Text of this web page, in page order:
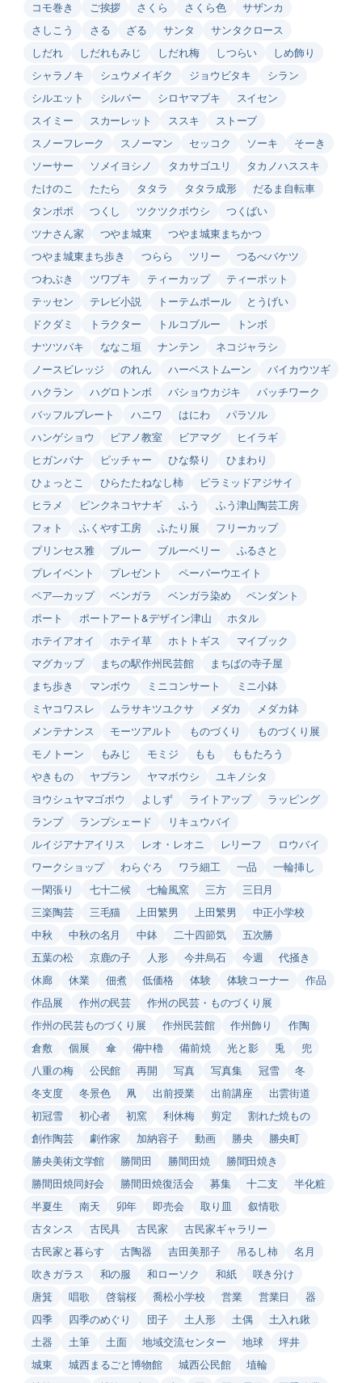
コモ巻き ご挨拶 さくら さくら色
サザンカ
さしこう
さる ざる サンタ
サンタクロース
しだれ
しだれもみじ しだれ梅 しつらい
しめ飾り
シャラノキ
シュウメイギク ジョウビタキ
シラン
シルエット
シルバー シロヤマブキ
スイセン
スイミー
スカーレット ススキ
ストーブ
スノーフレーク
スノーマン セッコク ソーキ
そーき
ソーサー
ソメイヨシノ タカサゴユリ
タカノハススキ
たけのこ
たたら タタラ タタラ成形
だるま自転車
タンポポ
つくし ツクツクボウシ
つくばい
ツナさん家
つやま城東
つやま城東まちかつ
つやま城東まち歩き
つらら ツリー
つるべバケツ
つわぶき
ツワブキ ティーカップ
ティーポット
テッセン
テレビ小説 トーテムポール
とうげい
ドクダミ
トラクター トルコブルー
トンボ
ナツツバキ
ななこ垣 ナンテン
ネコジャラシ
ノースビレッジ
のれん ハーベストムーン
バイカウツギ
ハクラン
ハグロトンボ バショウカジキ
パッチワーク
バッフルプレート
ハニワ はにわ
パラソル
ハンゲショウ
ピアノ教室 ビアマグ
ヒイラギ
ヒガンバナ
ピッチャー ひな祭り
ひまわり
ひょっとこ
ひらたたねなし柿
ピラミッドアジサイ
ヒラメ
ピンクネコヤナギ ふう
ふう津山陶芸工房
フォト
ふくやす工房 ふたり展
フリーカップ
プリンセス雅
ブルー ブルーベリー
ふるさと
プレイベント
プレゼント
ペーパーウエイト
ペア―カップ
ベンガラ ベンガラ染め
ペンダント
ポート
ポートアート&デザイン津山
ホタル
ホテイアオイ
ホテイ草 ホトトギス
マイブック
マグカップ
まちの駅作州民芸館
まちばの寺子屋
まち歩き
マンボウ ミニコンサート
ミニ小鉢
ミヤコワスレ
ムラサキツユクサ メダカ
メダカ鉢
メンテナンス
モーツアルト ものづくり
ものづくり展
モノトーン
もみじ モミジ もも
ももたろう
やきもの
ヤブラン ヤマボウシ
ユキノシタ
ヨウシュヤマゴボウ
よしず ライトアップ
ラッピング
ランプ
ランプシェード
リキュウバイ
ルイジアナアイリス
レオ・レオニ レリーフ
ロウバイ
ワークショップ
わらぐろ ワラ細工 一品
一輪挿し
一閑張り
七十二候 七輪風窯 三方
三日月
三楽陶芸
三毛猫 上田繁男 上田繁男
中正小学校
中秋
中秋の名月 中鉢 二十四節気
五次勝
五葉の松
京鹿の子 人形 今井烏石 今週
代掻き
休廊
休業 佃煮 低価格 体験 体験コーナー
作品
作品展
作州の民芸
作州の民芸・ものづくり展
作州の民芸ものづくり展
作州民芸館 作州飾り
作陶
倉敷
個展 傘 備中櫓 備前焼 光と影 兎
兜
八重の梅
公民館 再開 写真 写真集 冠雪
冬
冬支度
冬景色 凧 出前授業 出前講座
出雲街道
初冠雪
初心者 初窯 利休梅 剪定
割れた焼もの
創作陶芸
劇作家 加納容子 動画 勝央
勝央町
勝央美術文学館
勝間田 勝間田焼
勝間田焼き
勝間田焼同好会
勝間田焼復活会 募集 十二支
半化粧
半夏生
南天 卯年 即売会 取り皿
叙情歌
古タンス
古民具 古民家
古民家ギャラリー
古民家と暮らす
古陶器 吉田美那子 吊るし柿
名月
吹きガラス
和の服 和ローソク 和紙
咲き分け
唐箕
唱歌 啓翁桜 喬松小学校 営業 営業日
器
四季
四季のめぐり 団子 土人形 土偶
土入れ鍬
土器
土筆 土面 地域交流センター 地球
坪井
城東
城西まるごと博物館 城西公民館
埴輪